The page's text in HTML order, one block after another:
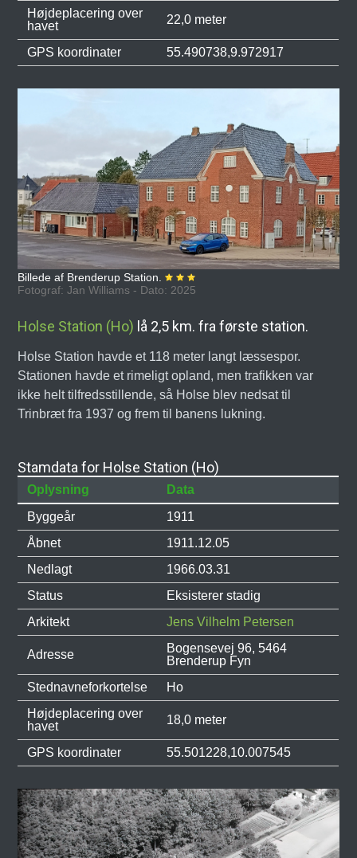
Højdeplacering over
havet
22,0 meter
GPS koordinater 55.490738,9.972917
Billede af Brenderup Station.
Fotograf: Jan Williams - Dato: 2025
Holse Station (Ho) lå 2,5 km. fra første station.
Holse Station havde et 118 meter langt læssespor.
Stationen havde et rimeligt opland, men trafikken var
ikke helt tilfredsstillende, så Holse blev nedsat til
Trinbræt fra 1937 og frem til banens lukning.
Stamdata for Holse Station (Ho)
Oplysning
Data
Byggeår
1911
Åbnet
1911.12.05
Nedlagt
1966.03.31
Status
Eksisterer stadig
Arkitekt
Jens Vilhelm Petersen
Adresse
Bogensevej 96, 5464
Brenderup Fyn
Stednavneforkortelse
Ho
Højdeplacering over
havet
18,0 meter
GPS koordinater 55.501228,10.007545